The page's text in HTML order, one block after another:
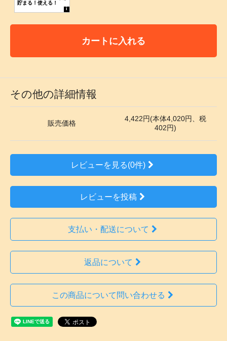
カートに入れる
その他の詳細情報
販売価格
4,422円(本体4,020円、税
402円)
レビューを見る(0件)
レビューを投稿
支払い・配送について
返品について
この商品について問い合わせる